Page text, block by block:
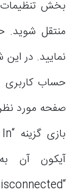
نمایید. در
حساب کاربری
صفحه مورد
آیکون آن
“Disconnected” نمایش داده شده است.